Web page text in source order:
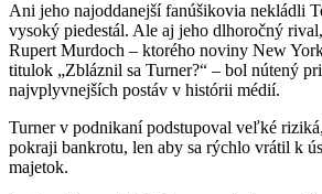
Ani jeho najoddanejší fanúšikovia nekládli
vysoký piedestál. Ale aj jeho dlhoročný
Rupert Murdoch – ktorého noviny New
titulok „Zbláznil sa Turner?“ – bol nútený
najvplyvnejších postáv v histórii médií.
Turner v podnikaní podstupoval veľké
pokraji bankrotu, len aby sa rýchlo vrátil k
majetok.